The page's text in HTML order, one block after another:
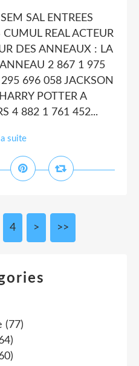
SAL ENTREES
REAL ACTEUR
DES ANNEAUX : LA
2 867 1 975
696 058 JACKSON
POTTER A
4 882 1 761 452...
suite
4 > >>
(77)